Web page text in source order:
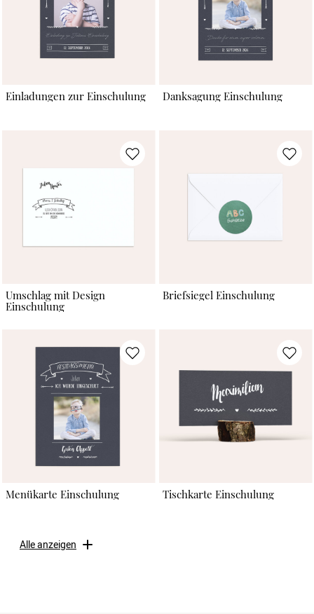
Einladungen zur Einschulung Danksagung Einschulung
Umschlag mit Design
Einschulung
Briefsiegel Einschulung
Menükarte Einschulung Tischkarte Einschulung
Alle anzeigen